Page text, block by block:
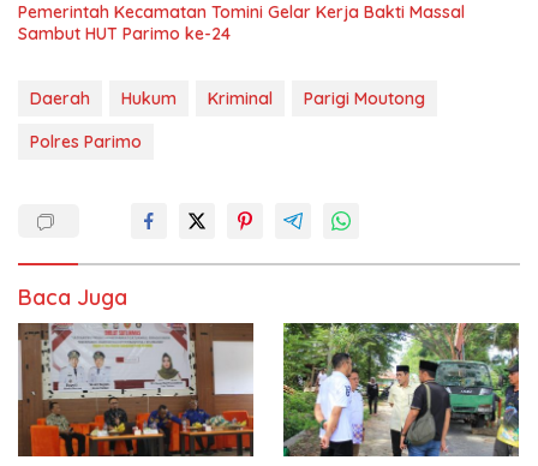
Pemerintah Kecamatan Tomini Gelar Kerja Bakti Massal
Sambut HUT Parimo ke-24
Daerah Hukum Kriminal
Parigi Moutong
Polres Parimo
Baca Juga